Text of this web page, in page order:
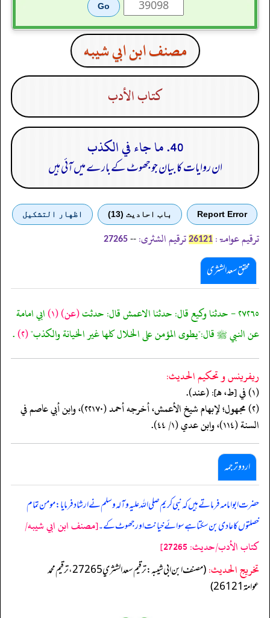
مصنف ابن ابي شيبه
كتاب الأدب
40. ما جاء في الكذب
ان روایات کا بیان جو جھوٹ کے بارے میں آئی ہیں
Report Error باب احادیث (13) اظهار التشكيل
ترقیم عوامۃ: 26121 ترقیم الشثری: --
27265
محقق سعد الشثری
٢٧٢٦٥ - حدثنا وكيع قال: حدثنا الاعمش قال: حدثت (عن)(١) ابي امامة
عن النبي ﷺ قال:"يطوى المؤمن على الخلال كلها غير الخيانة والكذب"(٢) .
ريفرينس و تحكيم الحدیث:
(١) في [ط، هـ]: (عند).
(٢) مجهول؛ لإبهام شيخ الأعمش، أخرجه أحمد (٢٢١٧٠)، وابن أبي عاصم في
السنة (١١٤)، وابن عدي (١/ ٤٤).
اردو ترجمہ
حضرت ابو امامہ فرماتے ہیں کہ نبی کریم صلی اللہ علیہ وآلہ وسلم نے ارشاد فرمایا: مومن تمام
خصلتوں کا عادی بن سکتا ہے سوائے خیانت اور جھوٹ کے۔[مصنف ابن ابي شيبه/
كتاب الأدب/حدیث: 27265]
تخریج الحدیث:
(مصنف ابن ابي شيبه: ترقيم سعد الشثري 27265، ترقيم محمد
عوامة 26121)